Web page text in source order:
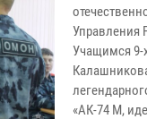
Управления
Учащимся 9-
«АК-74 М,